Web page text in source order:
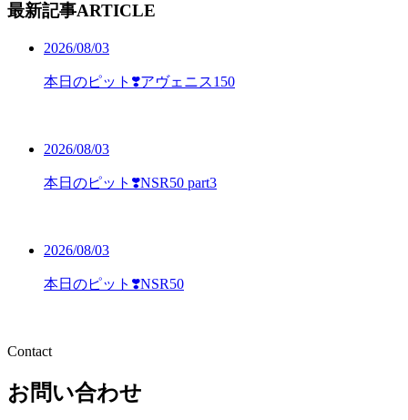
最新記事ARTICLE
2026/08/03
本日のピット❣️アヴェニス150
2026/08/03
本日のピット❣️NSR50 part3
2026/08/03
本日のピット❣️NSR50
Contact
お問い合わせ